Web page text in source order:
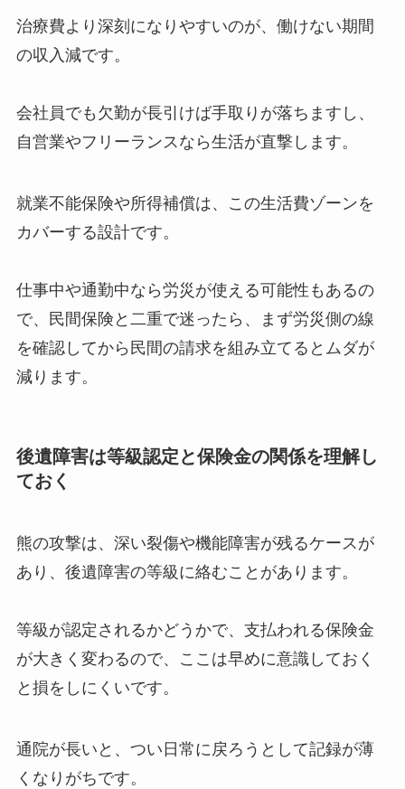
治療費より深刻になりやすいのが、働けない期間
の収入減です。
会社員でも欠勤が長引けば手取りが落ちますし、
自営業やフリーランスなら生活が直撃します。
就業不能保険や所得補償は、この生活費ゾーンを
カバーする設計です。
仕事中や通勤中なら労災が使える可能性もあるの
で、民間保険と二重で迷ったら、まず労災側の線
を確認してから民間の請求を組み立てるとムダが
減ります。
後遺障害は等級認定と保険金の関係を理解し
ておく
熊の攻撃は、深い裂傷や機能障害が残るケースが
あり、後遺障害の等級に絡むことがあります。
等級が認定されるかどうかで、支払われる保険金
が大きく変わるので、ここは早めに意識しておく
と損をしにくいです。
通院が長いと、つい日常に戻ろうとして記録が薄
くなりがちです。